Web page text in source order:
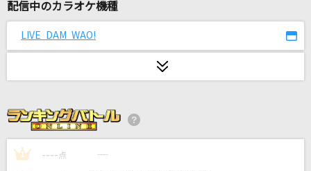
初恋サイダー
[生音]アフターダーク
大好きになればいいんじゃない?
すとぷり
配信中のカラオケ機種
LIVE DAM WAO!
1 ---- 点 ----